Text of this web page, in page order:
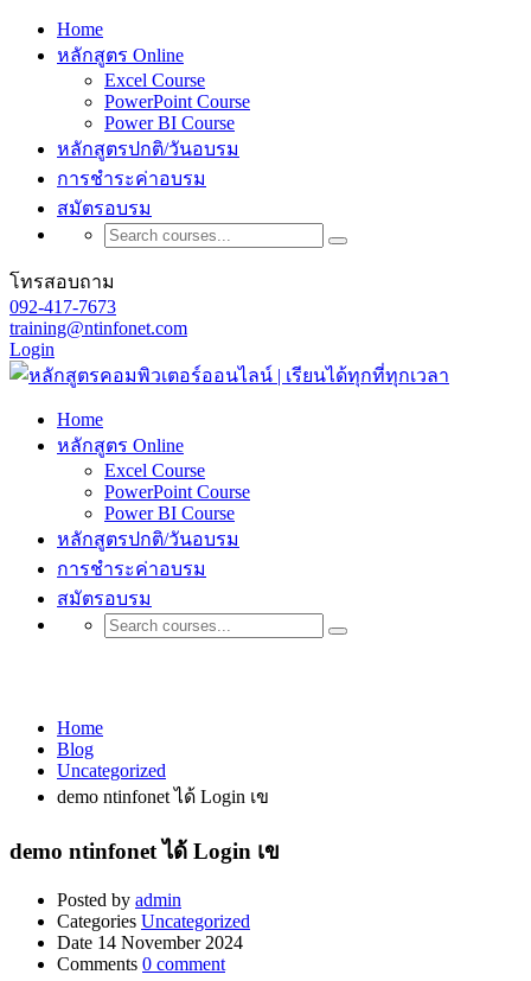
Home
หลักสูตร Online
Excel Course
PowerPoint Course
Power BI Course
หลักสูตรปกติ/วันอบรม
การชำระค่าอบรม
สมัตรอบรม
โทรสอบถาม
092-417-7673
training@ntinfonet.com
Login
Home
หลักสูตร Online
Excel Course
PowerPoint Course
Power BI Course
หลักสูตรปกติ/วันอบรม
การชำระค่าอบรม
สมัตรอบรม
Home
Blog
Uncategorized
demo ntinfonet ได้ Login เข
demo ntinfonet ได้ Login เข
Posted by admin
Categories Uncategorized
Date 14 November 2024
Comments 0 comment